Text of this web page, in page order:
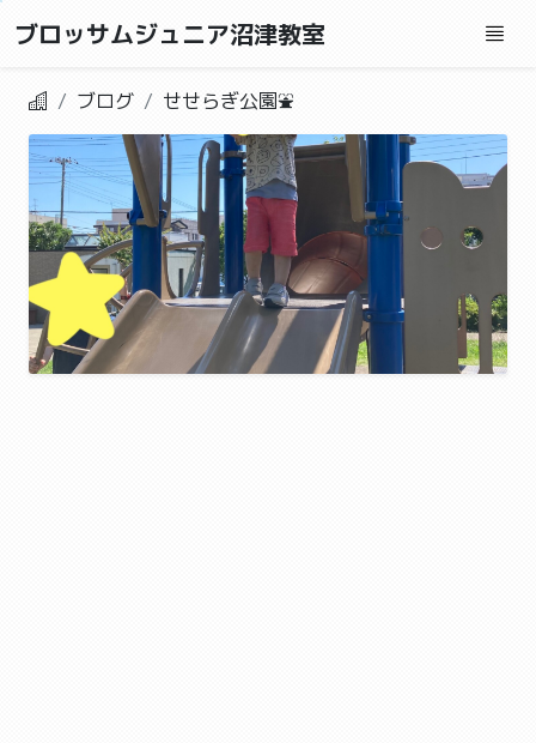
ブロッサムジュニア沼津教室
ブログ せせらぎ公園⛲️